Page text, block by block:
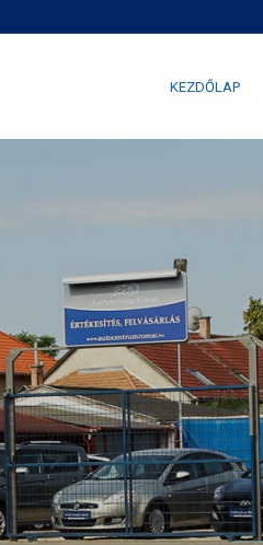
KEZDŐLAP